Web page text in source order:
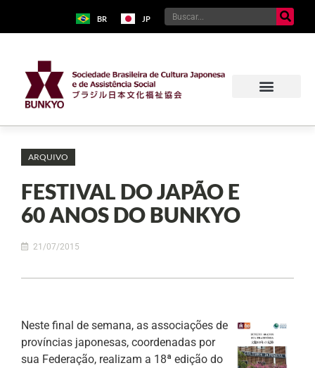
BR JP
ARQUIVO
FESTIVAL DO JAPÃO E
60 ANOS DO BUNKYO
21/07/2015
Neste final de semana, as associações de
províncias japonesas, coordenadas por
sua Federação, realizam a 18ª edição do